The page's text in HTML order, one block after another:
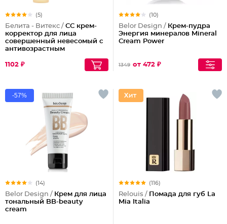
(5)
Белита - Витекс / СС крем-
корректор для лица
совершенный невесомый с
антивозрастным
1102 ₽
(10)
Belor Design / Крем-пудра
Энергия минералов Mineral
Cream Power
1349 от 472 ₽
-57%
(14)
Belor Design / Крем для лица
тональный BB-beauty
cream
(116)
Relouis / Помада для губ La
Mia Italia